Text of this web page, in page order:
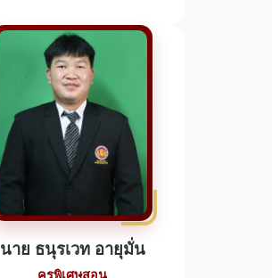
นาย ธนุรเวท อายุมั่น